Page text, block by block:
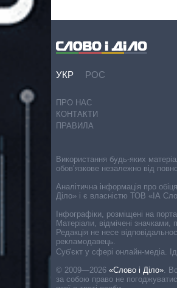
УКР РОС
ПРО НАС
КОНТАКТИ
ПРАВИЛА
Cуб'єкт у сфері онлайн-медіа.
© 2009—2026 «Слово і Діло».
за собою право не
Використання будь-яких
обов’язкове незалежно від
Аналітична інформація про
Діло» і є власністю ТОВ «ІА
Інфографіки, розміщені на
Матеріали, відмічені
Редакція не несе
рекламодавець.